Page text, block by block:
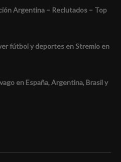
Argentina – Reclutados – Top
fútbol y deportes en Stremio en
en España, Argentina, Brasil y